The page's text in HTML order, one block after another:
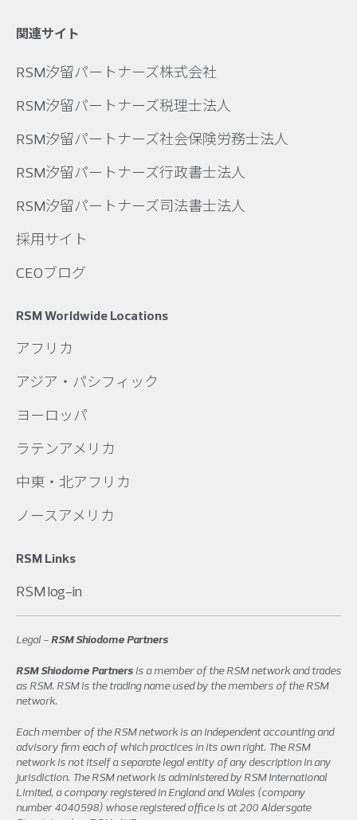
関連サイト
RSM汐留パートナーズ株式会社
RSM汐留パートナーズ税理士法人
RSM汐留パートナーズ社会保険労務士法人
RSM汐留パートナーズ行政書士法人
RSM汐留パートナーズ司法書士法人
採用サイト
CEOブログ
RSM Worldwide Locations
アフリカ
アジア・パシフィック
ヨーロッパ
ラテンアメリカ
中東・北アフリカ
ノースアメリカ
RSM Links
RSM log-in
Legal -RSM Shiodome Partners
RSM Shiodome Partners is a member of the RSM network and trades
as RSM. RSM is the trading name used by the members of the RSM
network.
Each member of the RSM network is an independent accounting and
advisory firm each of which practices in its own right. The RSM
network is not itself a separate legal entity of any description in any
jurisdiction. The RSM network is administered by RSM International
Limited, a company registered in England and Wales (company
number 4040598) whose registered office is at 200 Aldersgate